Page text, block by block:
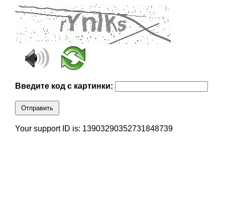
Введите код с картинки:
Отправить
Your support ID is: 13903290352731848739